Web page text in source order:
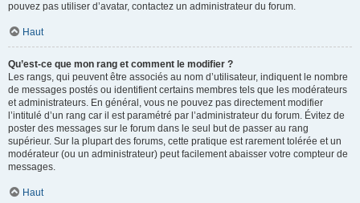
pouvez pas utiliser d’avatar, contactez un administrateur du forum.
Haut
Qu’est-ce que mon rang et comment le modifier ?
Les rangs, qui peuvent être associés au nom d’utilisateur, indiquent le nombre
de messages postés ou identifient certains membres tels que les modérateurs
et administrateurs. En général, vous ne pouvez pas directement modifier
l’intitulé d’un rang car il est paramétré par l’administrateur du forum. Évitez de
poster des messages sur le forum dans le seul but de passer au rang
supérieur. Sur la plupart des forums, cette pratique est rarement tolérée et un
modérateur (ou un administrateur) peut facilement abaisser votre compteur de
messages.
Haut